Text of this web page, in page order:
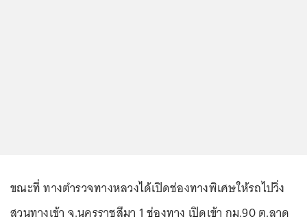
ขณะที่ ทางตำรวจทางหลวงได้เปิดช่องทางพิเศษให้รถไปวิ่ง
สวนทางเข้า จ.นครราชสีมา 1 ช่องทาง เปิดเข้า กม.90 ต.ลาด